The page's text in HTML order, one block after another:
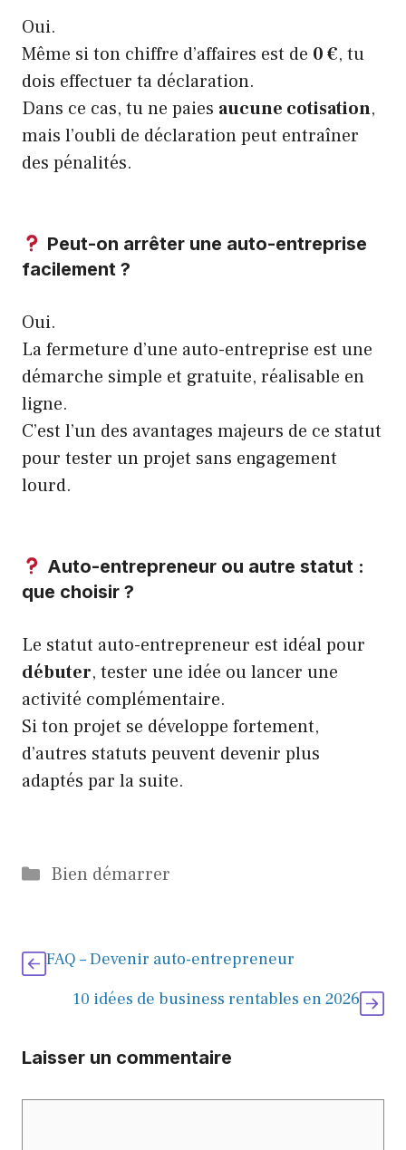
Oui.
Même si ton chiffre d’affaires est de 0 €, tu
dois effectuer ta déclaration.
Dans ce cas, tu ne paies aucune cotisation,
mais l’oubli de déclaration peut entraîner
des pénalités.
Peut-on arrêter une auto-entreprise
facilement ?
Oui.
La fermeture d’une auto-entreprise est une
démarche simple et gratuite, réalisable en
ligne.
C’est l’un des avantages majeurs de ce statut
pour tester un projet sans engagement
lourd.
Auto-entrepreneur ou autre statut :
que choisir ?
Le statut auto-entrepreneur est idéal pour
débuter, tester une idée ou lancer une
activité complémentaire.
Si ton projet se développe fortement,
d’autres statuts peuvent devenir plus
adaptés par la suite.
Catégories
Bien démarrer
FAQ – Devenir auto-entrepreneur
10 idées de business rentables en 2026
Laisser un commentaire